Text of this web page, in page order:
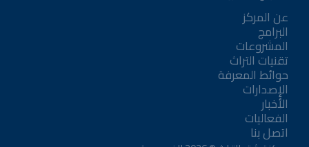
عن المركز
البرامج
المشروعات
تقنيات التراث
حوائط المعرفة
الإصدارات
الأخبار
الفعاليات
اتصل بنا